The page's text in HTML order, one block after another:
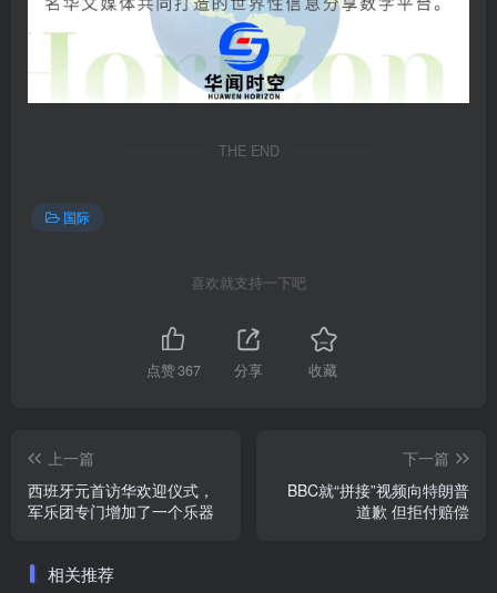
THE END
国际
喜欢就支持一下吧
点赞367 分享 收藏
上一篇
西班牙元首访华欢迎仪式，
军乐团专门增加了一个乐器
下一篇
BBC就“拼接”视频向特朗普
道歉 但拒付赔偿
相关推荐